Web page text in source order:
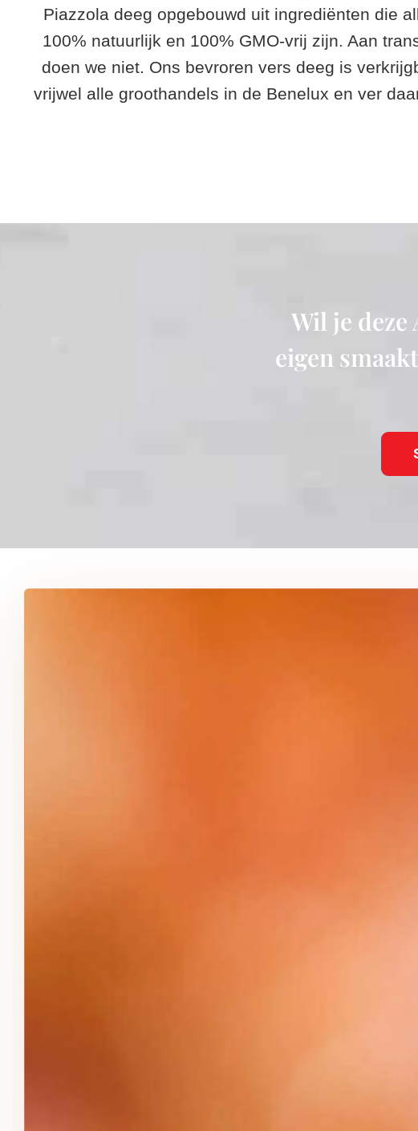
Piazzola deeg opgebouwd uit ingrediënten die
100% natuurlijk en 100% GMO-vrij zijn. Aan
doen we niet. Ons bevroren vers deeg is
vrijwel alle groothandels in de Benelux en ver
Wil je
eigen